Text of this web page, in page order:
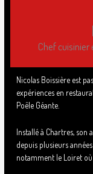
Chef
Nicolas Boissière est
expériences en
Poêle Géante.
Installé à Chartres, son
depuis plusieurs
notamment le Loiret